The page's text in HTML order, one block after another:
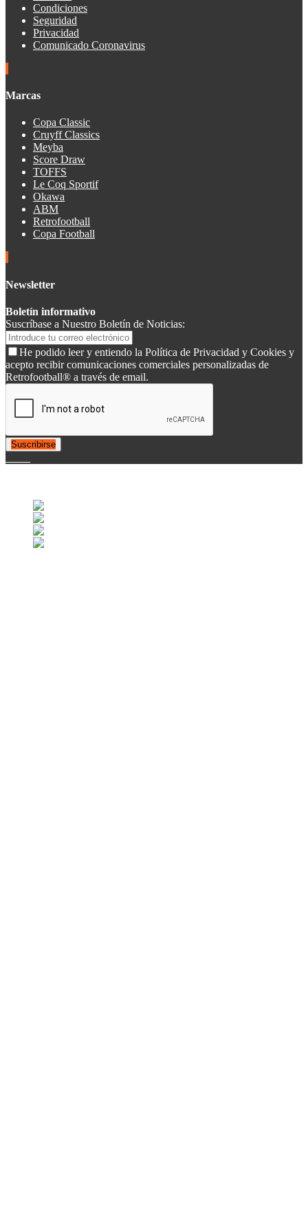
Condiciones
Seguridad
Privacidad
Comunicado Coronavirus
Marcas
Copa Classic
Cruyff Classics
Meyba
Score Draw
TOFFS
Le Coq Sportif
Okawa
ABM
Retrofootball
Copa Football
Newsletter
Boletín informativo
Suscríbase a Nuestro Boletín de Noticias:
He podido leer y entiendo la Política de Privacidad y Cookies y
acepto recibir comunicaciones comerciales personalizadas de
Retrofootball® a través de email.
Suscribirse